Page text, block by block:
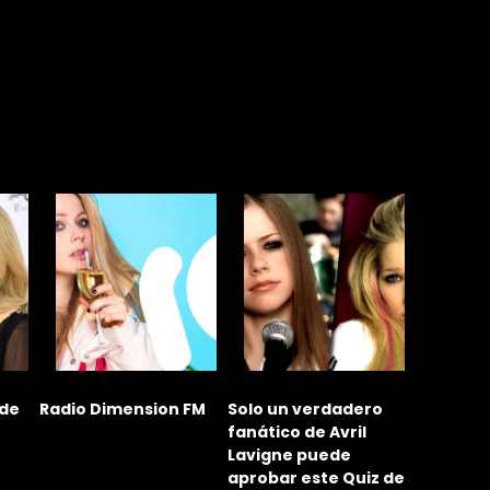
Radio Dimension FM
Solo un verdadero
fanático de Avril
Lavigne puede
aprobar este Quiz de